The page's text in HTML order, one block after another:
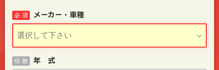
メーカー・車種
必 須
年 式
任 意